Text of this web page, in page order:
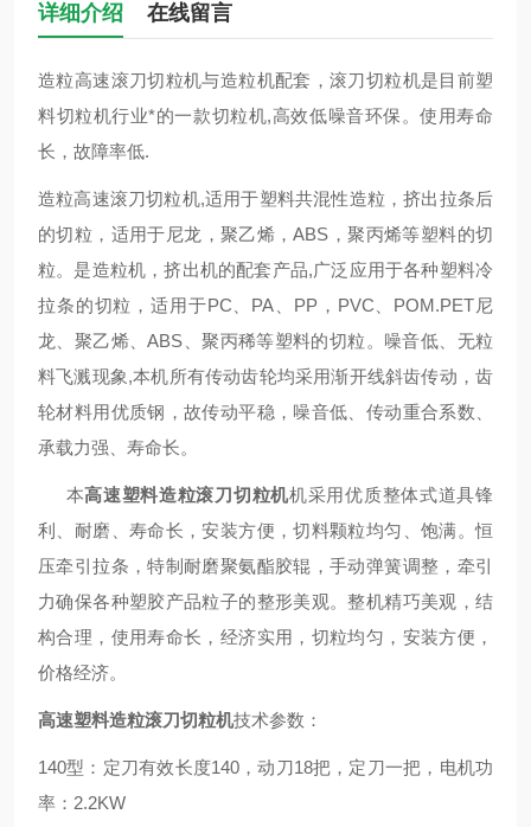
详细介绍 在线留言
造粒高速滚刀切粒机与造粒机配套，滚刀切粒机是目前塑
料切粒机行业*的一款切粒机,高效低噪音环保。使用寿命
长，故障率低.
造粒高速滚刀切粒机,适用于塑料共混性造粒，挤出拉条后
的切粒，适用于尼龙，聚乙烯，ABS，聚丙烯等塑料的切
粒。是造粒机，挤出机的配套产品,广泛应用于各种塑料冷
拉条的切粒，适用于PC、PA、PP，PVC、POM.PET尼
龙、聚乙烯、ABS、聚丙稀等塑料的切粒。噪音低、无粒
料飞溅现象,本机所有传动齿轮均采用渐开线斜齿传动，齿
轮材料用优质钢，故传动平稳，噪音低、传动重合系数、
承载力强、寿命长。
本高速塑料造粒滚刀切粒机机采用优质整体式道具锋
利、耐磨、寿命长，安装方便，切料颗粒均匀、饱满。恒
压牵引拉条，特制耐磨聚氨酯胶辊，手动弹簧调整，牵引
力确保各种塑胶产品粒子的整形美观。整机精巧美观，结
构合理，使用寿命长，经济实用，切粒均匀，安装方便，
价格经济。
高速塑料造粒滚刀切粒机技术参数：
140型：定刀有效长度140，动刀18把，定刀一把，电机功
率：2.2KW